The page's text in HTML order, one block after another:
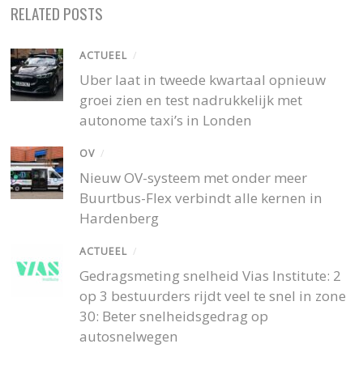
RELATED POSTS
ACTUEEL /
Uber laat in tweede kwartaal opnieuw
groei zien en test nadrukkelijk met
autonome taxi’s in Londen
OV /
Nieuw OV-systeem met onder meer
Buurtbus-Flex verbindt alle kernen in
Hardenberg
ACTUEEL /
Gedragsmeting snelheid Vias Institute: 2
op 3 bestuurders rijdt veel te snel in zone
30: Beter snelheidsgedrag op
autosnelwegen